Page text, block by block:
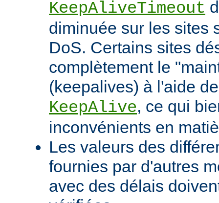
KeepAliveTimeout
diminuée sur les sites
DoS. Certains sites
complètement le
(keepalives) à l'aide
KeepAlive, ce qui
inconvénients en
Les valeurs des
fournies par d'autres
avec des délais